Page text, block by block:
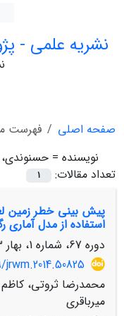
نشریه علمی -
صفحه اصلی
فهرست
نویسنده =
تعداد مقالات:
1
پیش ‏بینی خطر زمین
استفاده از مدل
دوره 67، شماره 1، بهار 1393، صفحه
محمدرضا ثروتی،
میرباقری